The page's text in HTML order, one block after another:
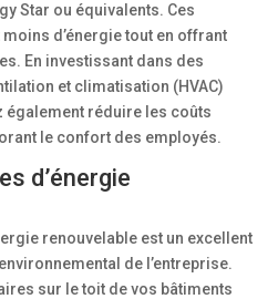
Star ou équivalents. Ces
d’énergie tout en offrant
En investissant dans des
et climatisation (HVAC)
également réduire les coûts
le confort des employés.
d’énergie
renouvelable est un excellent
de l’entreprise.
sur le toit de vos bâtiments